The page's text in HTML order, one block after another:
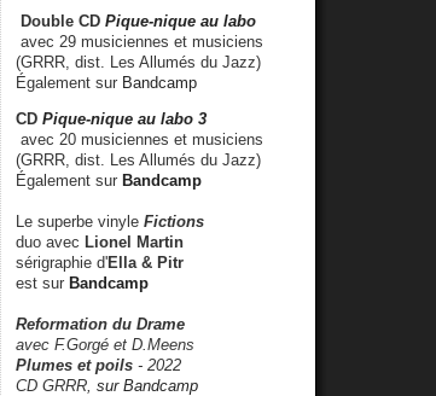
Double CD Pique-nique au labo
avec 29 musiciennes et musiciens
(GRRR, dist. Les Allumés du Jazz)
Également sur Bandcamp
CD Pique-nique au labo 3
avec 20 musiciennes et musiciens
(GRRR, dist. Les Allumés du Jazz)
Également sur Bandcamp
Le superbe vinyle Fictions
duo avec Lionel Martin
sérigraphie d'Ella & Pitr
est sur Bandcamp
Reformation du Drame
avec F.Gorgé et D.Meens
Plumes et poils - 2022
CD GRRR, sur Bandcamp